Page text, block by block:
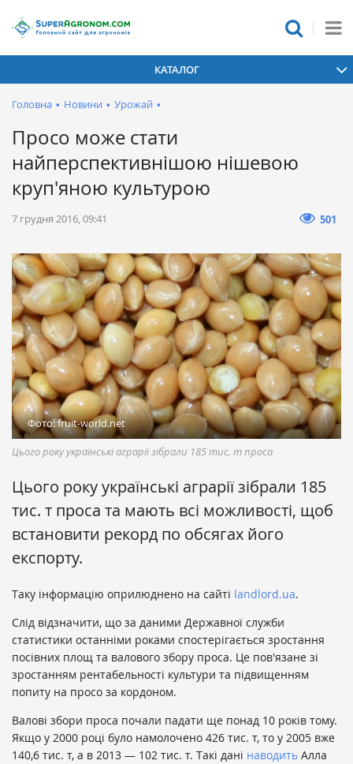
КАТАЛОГ
Головна • Новини • Урожай •
Просо може стати
найперспективнішою нішевою
круп'яною культурою
7 грудня 2016, 09:41 501
Фото: fruit-world.net
Цього року українські аграрії зібрали 185 тис. т проса
Цього року українські аграрії зібрали 185
тис. т проса та мають всі можливості, щоб
встановити рекорд по обсягах його
експорту.
Таку інформацію оприлюднено на сайті landlord.ua.
Слід відзначити, що за даними Державної служби
статистики останніми роками спостерігається зростання
посівних площ та валового збору проса. Це пов'язане зі
зростанням рентабельності культури та підвищенням
попиту на просо за кордоном.
Валові збори проса почали падати ще понад 10 років тому.
Якщо у 2000 році було намолочено 426 тис. т, то у 2005 вже
140,6 тис. т, а в 2013 — 102 тис. т. Такі дані наводить Алла